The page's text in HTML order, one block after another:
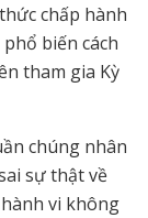
chấp hành
biến cách
tham gia Kỳ
chúng nhân
sự thật về
vi không